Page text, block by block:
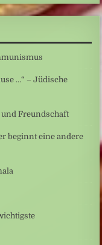
…“ – Jüdische
und Freundschaft
beginnt eine andere